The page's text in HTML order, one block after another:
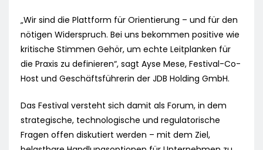
„Wir sind die Plattform für Orientierung – und für den
nötigen Widerspruch. Bei uns bekommen positive wie
kritische Stimmen Gehör, um echte Leitplanken für
die Praxis zu definieren“, sagt Ayse Mese, Festival-Co-
Host und Geschäftsführerin der JDB Holding GmbH.
Das Festival versteht sich damit als Forum, in dem
strategische, technologische und regulatorische
Fragen offen diskutiert werden – mit dem Ziel,